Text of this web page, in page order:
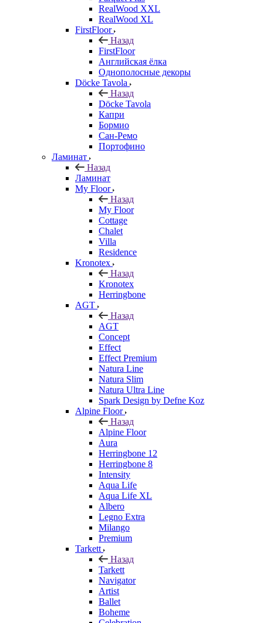
RealWood XXL
RealWood XL
FirstFloor
Назад
FirstFloor
Английская ёлка
Однополосные декоры
Döcke Tavola
Назад
Döcke Tavola
Капри
Бормио
Сан-Ремо
Портофино
Ламинат
Назад
Ламинат
My Floor
Назад
My Floor
Cottage
Chalet
Villa
Residence
Kronotex
Назад
Kronotex
Herringbone
AGT
Назад
AGT
Concept
Effect
Effect Premium
Natura Line
Natura Slim
Natura Ultra Line
Spark Design by Defne Koz
Alpine Floor
Назад
Alpine Floor
Aura
Herringbone 12
Herringbone 8
Intensity
Aqua Life
Aqua Life XL
Albero
Legno Extra
Milango
Premium
Tarkett
Назад
Tarkett
Navigator
Artist
Ballet
Boheme